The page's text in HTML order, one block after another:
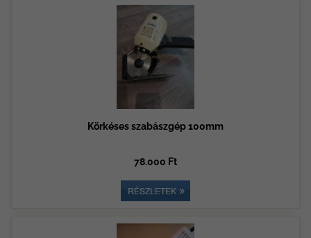
Körkéses szabászgép 100mm
78.000 Ft